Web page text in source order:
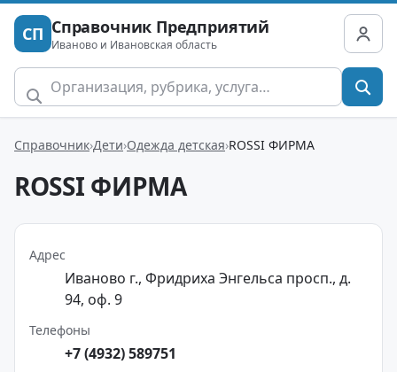
СП Справочник Предприятий
Иваново и Ивановская область
Справочник Дети Одежда детская ROSSI ФИРМА
ROSSI ФИРМА
Адрес
Иваново г., Фридриха Энгельса просп., д.
94, оф. 9
Телефоны
+7 (4932) 589751